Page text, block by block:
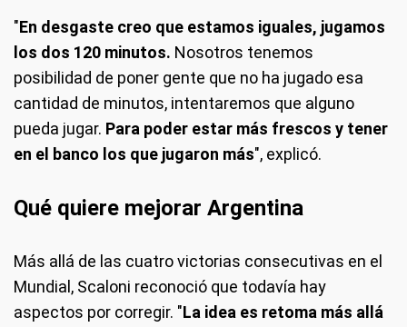
"En desgaste creo que estamos iguales, jugamos
los dos 120 minutos. Nosotros tenemos
posibilidad de poner gente que no ha jugado esa
cantidad de minutos, intentaremos que alguno
pueda jugar. Para poder estar más frescos y tener
en el banco los que jugaron más", explicó.
Qué quiere mejorar Argentina
Más allá de las cuatro victorias consecutivas en el
Mundial, Scaloni reconoció que todavía hay
aspectos por corregir. "La idea es retoma más allá